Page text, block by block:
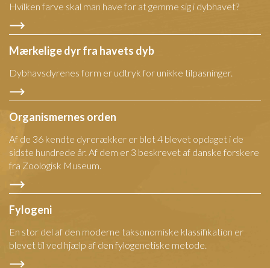
Hvilken farve skal man have for at gemme sig i dybhavet?
Mærkelige dyr fra havets dyb
Dybhavsdyrenes form er udtryk for unikke tilpasninger.
Organismernes orden
Af de 36 kendte dyrerækker er blot 4 blevet opdaget i de
sidste hundrede år. Af dem er 3 beskrevet af danske forskere
fra Zoologisk Museum.
Fylogeni
En stor del af den moderne taksonomiske klassifikation er
blevet til ved hjælp af den fylogenetiske metode.